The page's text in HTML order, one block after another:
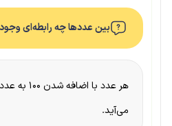
بین عددها چه رابطه‌ای
هر عدد با
می‌آید.